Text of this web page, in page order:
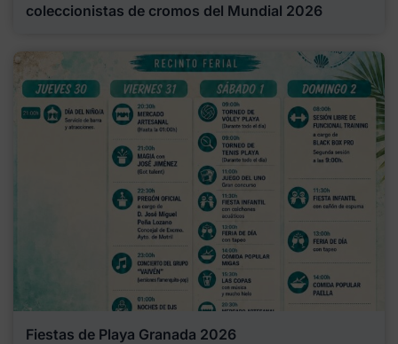
coleccionistas de cromos del Mundial 2026
Fiestas de Playa Granada 2026